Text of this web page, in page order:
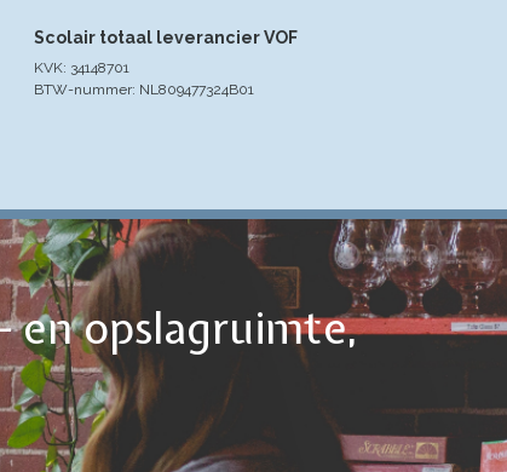
Scolair totaal leverancier VOF
KVK: 34148701
BTW-nummer: NL809477324B01
en opslagruimte,